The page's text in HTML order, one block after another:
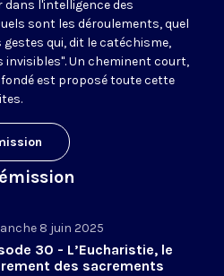
l'intelligence des
sont les déroulements, quel
qui, dit le catéchisme,
invisibles". Un cheminent court,
est proposé toute cette
8 juin 2025
30 - L’Eucharistie, le
des sacrements